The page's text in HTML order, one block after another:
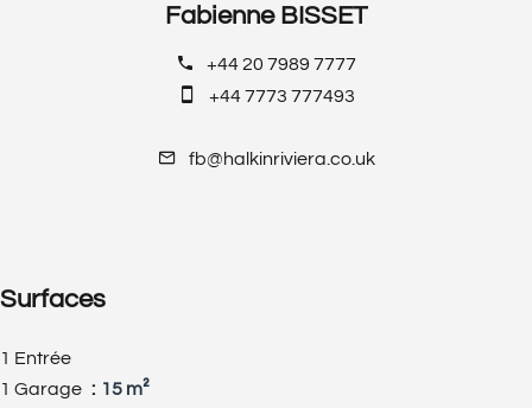
Fabienne BISSET
+44 20 7989 7777
+44 7773 777493
fb@halkinriviera.co.uk
Surfaces
1 Entrée
1 Garage
15 m²